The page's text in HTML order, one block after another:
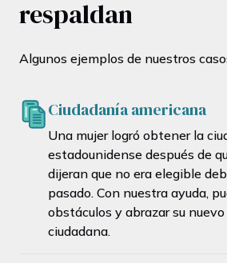
respaldan
Algunos ejemplos de nuestros
Ciudadanía americana
Una mujer logró obtener la
estadounidense después de
dijeran que no era elegible
pasado. Con nuestra ayuda,
obstáculos y abrazar su
ciudadana.